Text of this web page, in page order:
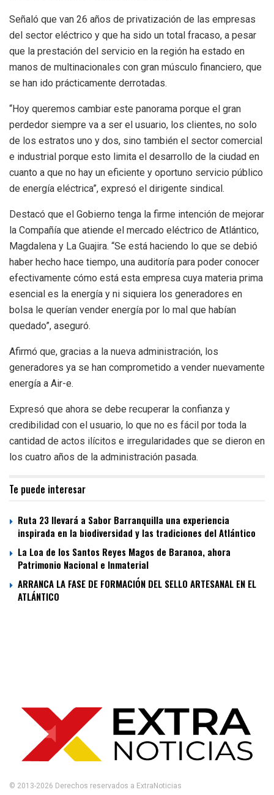
Señaló que van 26 años de privatización de las empresas
del sector eléctrico y que ha sido un total fracaso, a pesar
que la prestación del servicio en la región ha estado en
manos de multinacionales con gran músculo financiero, que
se han ido prácticamente derrotadas.
“Hoy queremos cambiar este panorama porque el gran
perdedor siempre va a ser el usuario, los clientes, no solo
de los estratos uno y dos, sino también el sector comercial
e industrial porque esto limita el desarrollo de la ciudad en
cuanto a que no hay un eficiente y oportuno servicio público
de energía eléctrica”, expresó el dirigente sindical.
Destacó que el Gobierno tenga la firme intención de mejorar
la Compañía que atiende el mercado eléctrico de Atlántico,
Magdalena y La Guajira. “Se está haciendo lo que se debió
haber hecho hace tiempo, una auditoría para poder conocer
efectivamente cómo está esta empresa cuya materia prima
esencial es la energía y ni siquiera los generadores en
bolsa le querían vender energía por lo mal que habían
quedado”, aseguró.
Afirmó que, gracias a la nueva administración, los
generadores ya se han comprometido a vender nuevamente
energía a Air-e.
Expresó que ahora se debe recuperar la confianza y
credibilidad con el usuario, lo que no es fácil por toda la
cantidad de actos ilícitos e irregularidades que se dieron en
los cuatro años de la administración pasada.
Te puede interesar
Ruta 23 llevará a Sabor Barranquilla una experiencia
inspirada en la biodiversidad y las tradiciones del Atlántico
La Loa de los Santos Reyes Magos de Baranoa, ahora
Patrimonio Nacional e Inmaterial
ARRANCA LA FASE DE FORMACIÓN DEL SELLO ARTESANAL EN EL
ATLÁNTICO
© 2013-2026 Derechos reservados a ExtraNoticias